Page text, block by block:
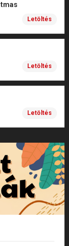
Letöltés
Letöltés
Letöltés